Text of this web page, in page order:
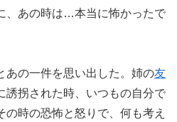
、あの時は…本当に怖かったで
あの一件を思い出した。姉の友
誘拐された時、いつもの自分で
の時の恐怖と怒りで、何も考え